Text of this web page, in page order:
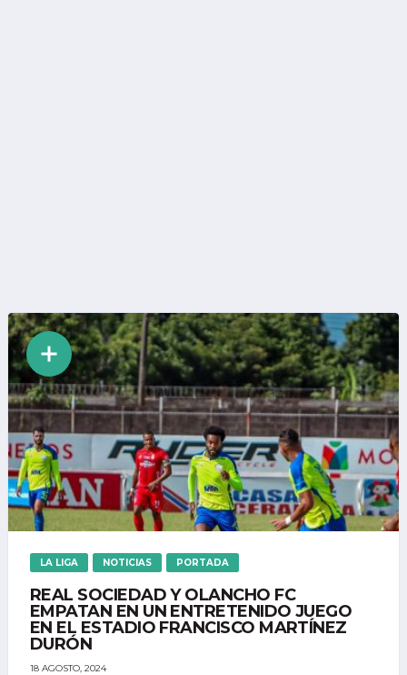
LA LIGA NOTICIAS PORTADA
REAL SOCIEDAD Y OLANCHO FC
EMPATAN EN UN ENTRETENIDO JUEGO
EN EL ESTADIO FRANCISCO MARTÍNEZ
DURÓN
18 AGOSTO, 2024